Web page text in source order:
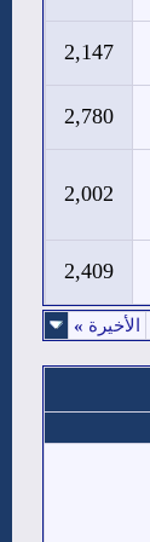
2,147
2,780
2,002
2,409
الأخيرة »